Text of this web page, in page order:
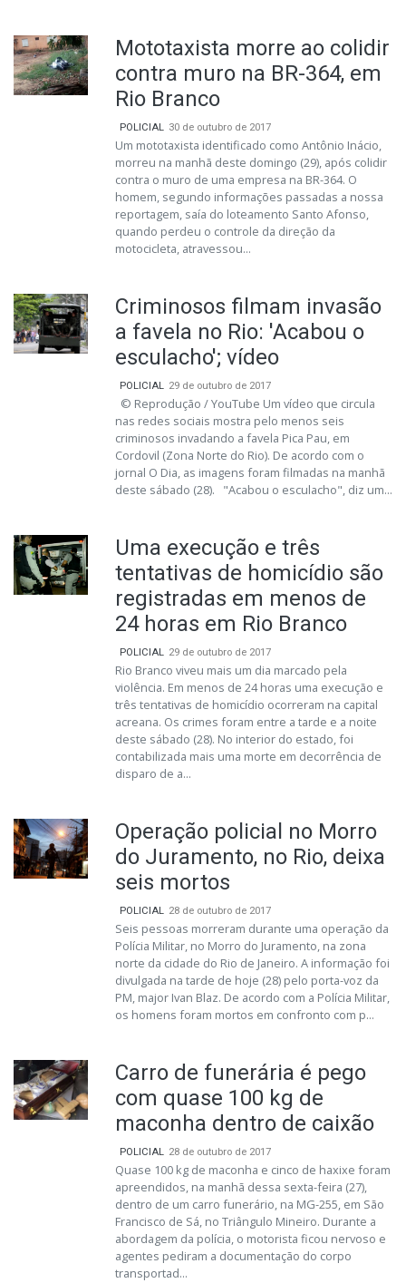
Mototaxista morre ao colidir
contra muro na BR-364, em
Rio Branco
POLICIAL 30 de outubro de 2017
Um mototaxista identificado como Antônio Inácio,
morreu na manhã deste domingo (29), após colidir
contra o muro de uma empresa na BR-364. O
homem, segundo informações passadas a nossa
reportagem, saía do loteamento Santo Afonso,
quando perdeu o controle da direção da
motocicleta, atravessou...
Criminosos filmam invasão
a favela no Rio: 'Acabou o
esculacho'; vídeo
POLICIAL 29 de outubro de 2017
© Reprodução / YouTube Um vídeo que circula
nas redes sociais mostra pelo menos seis
criminosos invadando a favela Pica Pau, em
Cordovil (Zona Norte do Rio). De acordo com o
jornal O Dia, as imagens foram filmadas na manhã
deste sábado (28). "Acabou o esculacho", diz um...
Uma execução e três
tentativas de homicídio são
registradas em menos de
24 horas em Rio Branco
POLICIAL 29 de outubro de 2017
Rio Branco viveu mais um dia marcado pela
violência. Em menos de 24 horas uma execução e
três tentativas de homicídio ocorreram na capital
acreana. Os crimes foram entre a tarde e a noite
deste sábado (28). No interior do estado, foi
contabilizada mais uma morte em decorrência de
disparo de a...
Operação policial no Morro
do Juramento, no Rio, deixa
seis mortos
POLICIAL 28 de outubro de 2017
Seis pessoas morreram durante uma operação da
Polícia Militar, no Morro do Juramento, na zona
norte da cidade do Rio de Janeiro. A informação foi
divulgada na tarde de hoje (28) pelo porta-voz da
PM, major Ivan Blaz. De acordo com a Polícia Militar,
os homens foram mortos em confronto com p...
Carro de funerária é pego
com quase 100 kg de
maconha dentro de caixão
POLICIAL 28 de outubro de 2017
Quase 100 kg de maconha e cinco de haxixe foram
apreendidos, na manhã dessa sexta-feira (27),
dentro de um carro funerário, na MG-255, em São
Francisco de Sá, no Triângulo Mineiro. Durante a
abordagem da polícia, o motorista ficou nervoso e
agentes pediram a documentação do corpo
transportad...